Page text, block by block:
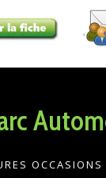
OCCASIONS